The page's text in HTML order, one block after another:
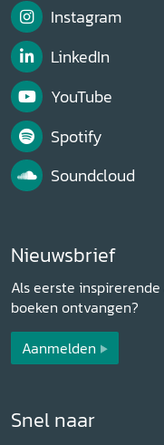
Instagram
LinkedIn
YouTube
Spotify
Soundcloud
Nieuwsbrief
Als eerste
boeken ontvangen?
Aanmelden
Snel naar